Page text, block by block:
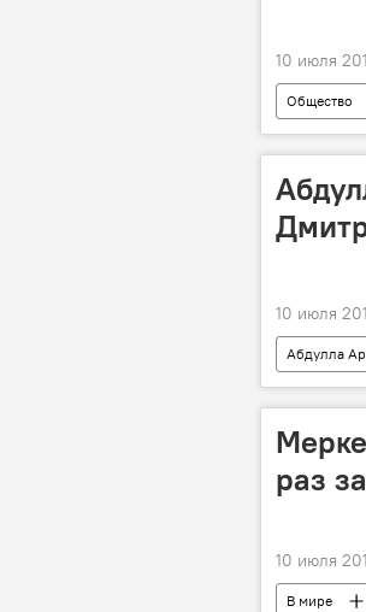
10 июля
Общество
Самолет
10 июля
Абдулла
Узбекистан
раз
10 июля
В мире